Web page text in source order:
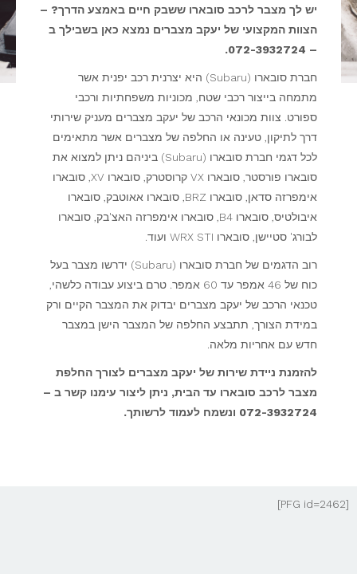
יש לך מצבר לרכב סובארו ששבק חיים באמצע הדרך? –
הצוות המקצועי של יעקב מצברים נמצא כאן בשבילך ב
– 072-3932724.
חברת סובארו (Subaru) היא יצרנית רכב יפנית אשר
מתמחה בייצור רכבי שטח, מכוניות משפחתיות ורכבי
ספורט. צוות מכונאי הרכב של יעקב מצברים מעניק שירותי
דרך לתיקון, טעינה או החלפה של מצברים אשר מתאימים
לכל דגמי חברת סובארו (Subaru) ביניהם ניתן למצוא את
סובארו פורסטר, סובארו VX קרוסטרק, סובארו XV, סובארו
אימפרזה סדאן, סובארו BRZ, סובארו אאוטבק, סובארו
איבולטיס, סובארו B4, סובארו אימפרזה האצ'בק, סובארו
לבורג' סטיישן, סובארו WRX STI ועוד.
רוב הדגמים של חברת סובארו (Subaru) ידרשו מצבר בעל
כוח של 46 אמפר עד 60 אמפר. טרם ביצוע עבודה כלשהי,
טכנאי הרכב של יעקב מצברים יבדוק את המצבר הקיים ורק
במידת הצורך, תתבצע החלפה של המצבר הישן במצבר
חדש עם אחריות מלאה.
להזמנת ניידת שירות של יעקב מצברים לצורך החלפת
מצבר לרכב סובארו עד הבית, ניתן ליצור עימנו קשר ב –
072-3932724 ונשמח לעמוד לרשותך.
[PFG id=2462]